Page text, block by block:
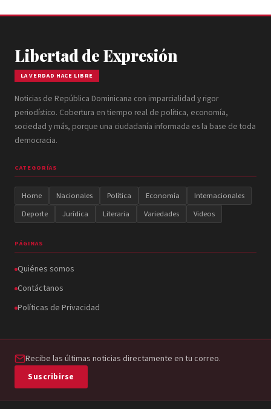
Libertad de Expresión
LA VERDAD HACE LIBRE
Noticias de República Dominicana con imparcialidad y rigor
periodístico. Cobertura en tiempo real de política, economía,
sociedad y más, porque una ciudadanía informada es la base de toda
democracia.
CATEGORÍAS
Home Nacionales Política Economía
Internacionales
Deporte
Jurídica Literaria Variedades Videos
PÁGINAS
Quiénes somos
Contáctanos
Políticas de Privacidad
Recibe las últimas noticias directamente en tu correo.
Suscribirse